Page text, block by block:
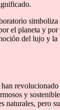
simboliza
el planeta y por
del lujo y la
y
naturales, pero